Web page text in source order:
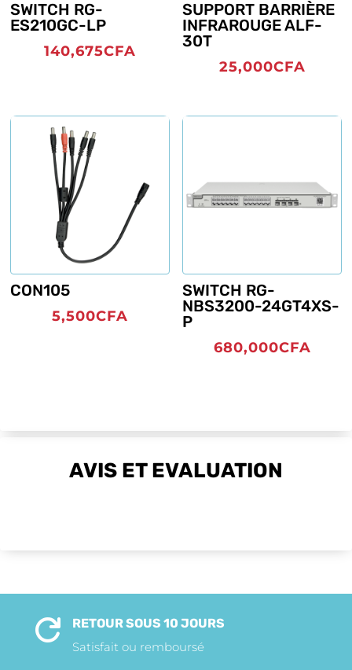
SWITCH RG-
ES210GC-LP
140,675CFA
SUPPORT BARRIÈRE
INFRAROUGE ALF-
30T
25,000CFA
CON105
5,500CFA
SWITCH RG-
NBS3200-24GT4XS-
P
680,000CFA
AVIS ET EVALUATION

RETOUR SOUS 10 JOURS
Satisfait ou remboursé